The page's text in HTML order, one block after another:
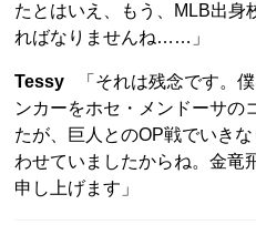
たとはいえ、もう、MLB出身
ればなりませんね……」
Tessy 「それは残念です。
ンカーをホセ・メンドーサの
たが、巨人とのOP戦でいき
わせていましたからね。金竜
申し上げます」